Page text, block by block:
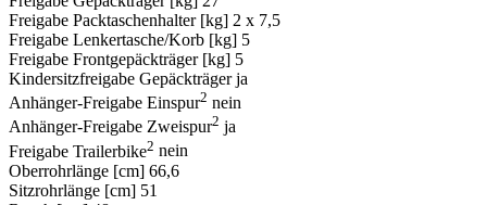
Freigabe Packtaschenhalter [kg] 2 x 7,5
Freigabe Lenkertasche/Korb [kg] 5
Freigabe Frontgepäckträger [kg] 5
Kindersitzfreigabe Gepäckträger ja
Anhänger-Freigabe Einspur2 nein
Anhänger-Freigabe Zweispur2 ja
Freigabe Trailerbike2 nein
Oberrohrlänge [cm] 66,6
Sitzrohrlänge [cm] 51